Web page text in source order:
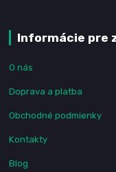
Informácie pre
O nás
Doprava a platba
Obchodné podmienky
Kontakty
Blog